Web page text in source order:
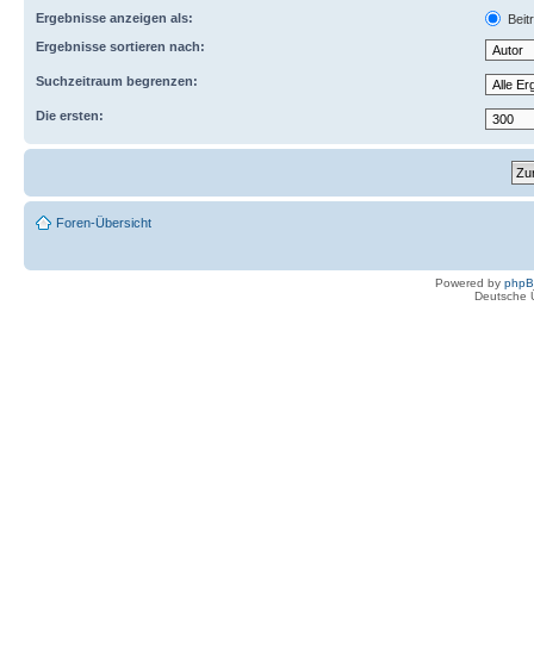
Ergebnisse anzeigen als:
Ergebnisse sortieren nach:
Suchzeitraum begrenzen:
Die ersten:
Foren-Übersicht
Powered by
Deutsche